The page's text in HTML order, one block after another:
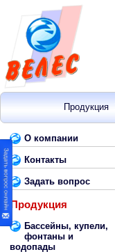
Продукция
О компании
Контакты
Задать вопрос
Продукция
Бассейны, купели,
фонтаны и
водопады